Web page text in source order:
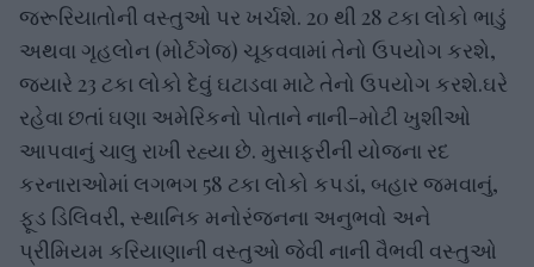
જરૂરિયાતોની વસ્તુઓ પર ખર્ચશે. 20 થી 28 ટકા લોકો ભાડું
અથવા ગૃહલોન (મોર્ટગેજ) ચૂકવવામાં તેનો ઉપયોગ કરશે,
જ્યારે 23 ટકા લોકો દેવું ઘટાડવા માટે તેનો ઉપયોગ કરશે.ઘરે
રહેવા છતાં ઘણા અમેરિકનો પોતાને નાની-મોટી ખુશીઓ
આપવાનું ચાલુ રાખી રહ્યા છે. મુસાફરીની યોજના રદ
કરનારાઓમાં લગભગ 58 ટકા લોકો કપડાં, બહાર જમવાનું,
ફૂડ ડિલિવરી, સ્થાનિક મનોરંજનના અનુભવો અને
પ્રીમિયમ કરિયાણાની વસ્તુઓ જેવી નાની વૈભવી વસ્તુઓ